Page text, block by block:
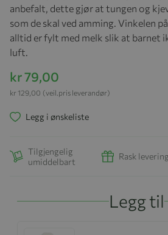
anbefalt, dette gjør at tungen og
som de skal ved amming. Vinkelen
alltid er fylt med melk slik at barnet
luft.
kr 79,00
(veil.pris leverandør)
kr 129,00
Legg i ønskeliste
Tilgjengelig
umiddelbart
Rask levering
Legg til